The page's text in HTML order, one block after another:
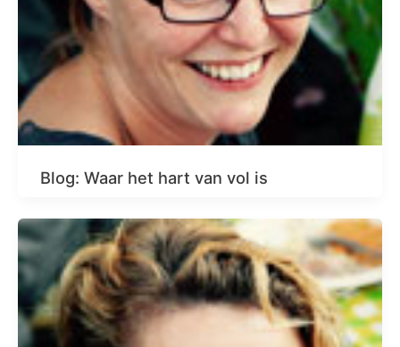
Blog: Waar het hart van vol is